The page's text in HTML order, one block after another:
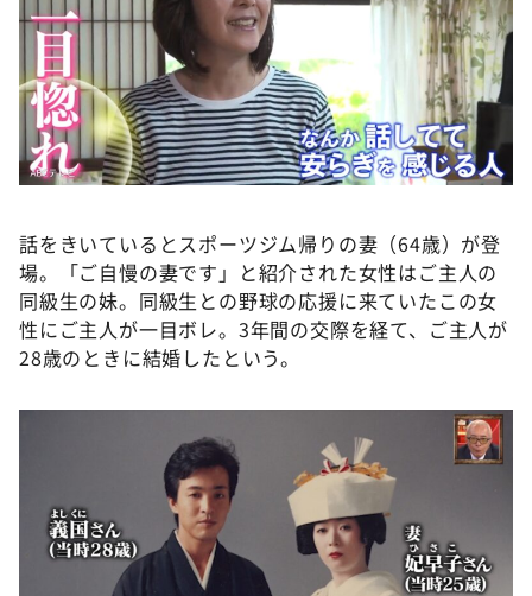
話をきいているとスポーツジム帰りの妻（64歳）が登
場。「ご自慢の妻です」と紹介された女性はご主人の
同級生の妹。同級生との野球の応援に来ていたこの女
性にご主人が一目ボレ。3年間の交際を経て、ご主人が
28歳のときに結婚したという。